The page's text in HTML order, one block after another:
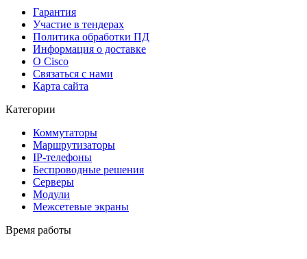
Гарантия
Участие в тендерах
Политика обработки ПД
Информация о доставке
О Cisco
Связаться с нами
Карта сайта
Категории
Коммутаторы
Маршрутизаторы
IP-телефоны
Беспроводные решения
Серверы
Модули
Межсетевые экраны
Время работы